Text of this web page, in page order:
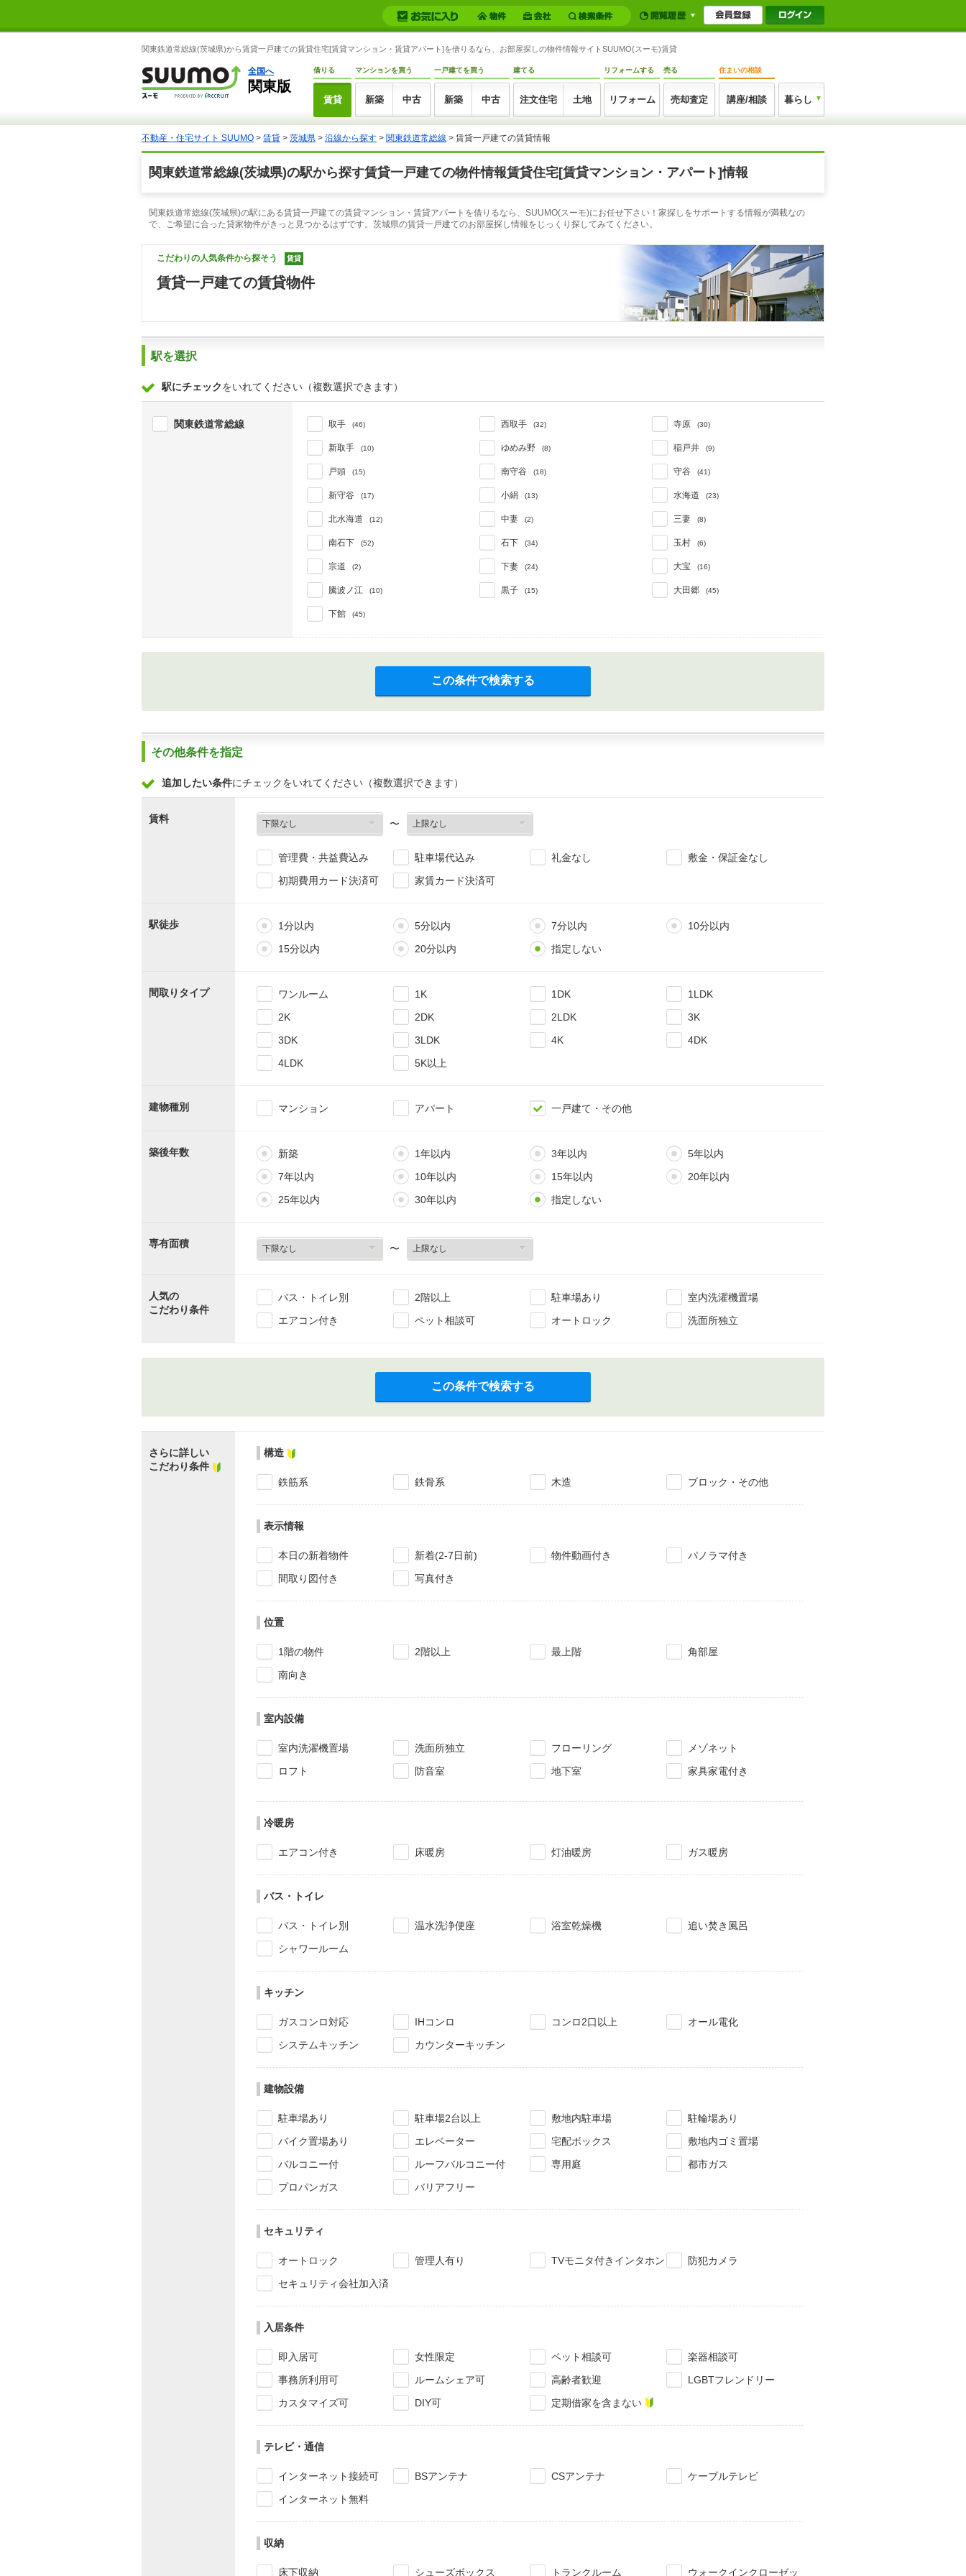
関東鉄道常総線(茨城県)から賃貸一戸建ての賃貸住宅[賃貸マンション・賃貸アパート]を借りるなら、お部屋探しの物件情報サイトSUUMO(スーモ)賃貸
全国へ
関東版
借りる
賃貸
マンションを買う
新築 中古
一戸建てを買う
新築 中古
建てる
注文住宅 土地
リフォームする
リフォーム
売る
売却査定
住まいの相談
講座/相談 暮らし
不動産・住宅サイト SUUMO > 賃貸 > 茨城県 > 沿線から探す > 関東鉄道常総線 > 賃貸一戸建ての賃貸情報
関東鉄道常総線(茨城県)の駅から探す賃貸一戸建ての物件情報賃貸住宅[賃貸マンション・アパート]情報
関東鉄道常総線(茨城県)の駅にある賃貸一戸建ての賃貸マンション・賃貸アパートを借りるなら、SUUMO(スーモ)にお任せ下さい！家探しをサポートする情報が満載なの
で、ご希望に合った貸家物件がきっと見つかるはずです。茨城県の賃貸一戸建てのお部屋探し情報をじっくり探してみてください。
こだわりの人気条件から探そう 賃貸
賃貸一戸建ての賃貸物件
駅を選択
駅にチェックをいれてください（複数選択できます）
関東鉄道常総線 取手 (46) 西取手 (32) 寺原 (30)
新取手 (10) ゆめみ野 (8) 稲戸井 (9)
戸頭 (15) 南守谷 (18) 守谷 (41)
新守谷 (17) 小絹 (13) 水海道 (23)
北水海道 (12) 中妻 (2) 三妻 (8)
南石下 (52) 石下 (34) 玉村 (6)
宗道 (2) 下妻 (24) 大宝 (16)
騰波ノ江 (10) 黒子 (15) 大田郷 (45)
下館 (45)
この条件で検索する
その他条件を指定
追加したい条件にチェックをいれてください（複数選択できます）
賃料 〜
管理費・共益費込み 駐車場代込み 礼金なし
敷金・保証金なし
初期費用カード決済可
家賃カード決済可
駅徒歩 1分以内 5分以内 7分以内
10分以内
15分以内
20分以内 指定しない
間取りタイプ ワンルーム 1K 1DK
1LDK
2K
2DK 2LDK
3K
3DK
3LDK 4K
4DK
4LDK
5K以上
建物種別 マンション アパート 一戸建て・その他
築後年数 新築 1年以内 3年以内
5年以内
7年以内
10年以内 15年以内
20年以内
25年以内
30年以内 指定しない
専有面積 〜
人気の
こだわり条件
バス・トイレ別 2階以上 駐車場あり
室内洗濯機置場
エアコン付き
ペット相談可 オートロック 洗面所独立
この条件で検索する
さらに詳しい
こだわり条件
構造
鉄筋系 鉄骨系 木造 ブロック・その他
表示情報
本日の新着物件 新着(2-7日前) 物件動画付き
パノラマ付き
間取り図付き
写真付き
位置
1階の物件 2階以上 最上階
角部屋
南向き
室内設備
室内洗濯機置場 洗面所独立 フローリング
メゾネット
ロフト
防音室 地下室 家具家電付き
冷暖房
エアコン付き 床暖房 灯油暖房 ガス暖房
バス・トイレ
バス・トイレ別 温水洗浄便座 浴室乾燥機
追い焚き風呂
シャワールーム
キッチン
ガスコンロ対応 IHコンロ コンロ2口以上
オール電化
システムキッチン
カウンターキッチン
建物設備
駐車場あり 駐車場2台以上 敷地内駐車場
駐輪場あり
バイク置場あり
エレベーター 宅配ボックス
敷地内ゴミ置場
バルコニー付
ルーフバルコニー付 専用庭
都市ガス
プロパンガス
バリアフリー
セキュリティ
オートロック 管理人有り TVモニタ付きインタホン
防犯カメラ
セキュリティ会社加入済
入居条件
即入居可 女性限定 ペット相談可
楽器相談可
事務所利用可
ルームシェア可 高齢者歓迎
LGBTフレンドリー
カスタマイズ可
DIY可 定期借家を含まない
テレビ・通信
インターネット接続可 BSアンテナ CSアンテナ
ケーブルテレビ
インターネット無料
収納
床下収納 シューズボックス トランクルーム ウォークインクローゼッ